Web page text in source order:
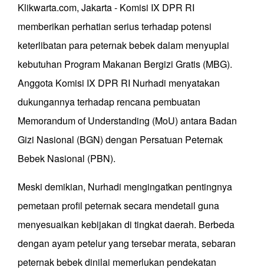
Klikwarta.com, Jakarta - Komisi IX DPR RI
memberikan perhatian serius terhadap potensi
keterlibatan para peternak bebek dalam menyuplai
kebutuhan Program Makanan Bergizi Gratis (MBG).
Anggota Komisi IX DPR RI Nurhadi menyatakan
dukungannya terhadap rencana pembuatan
Memorandum of Understanding (MoU) antara Badan
Gizi Nasional (BGN) dengan Persatuan Peternak
Bebek Nasional (PBN).
Meski demikian, Nurhadi mengingatkan pentingnya
pemetaan profil peternak secara mendetail guna
menyesuaikan kebijakan di tingkat daerah. Berbeda
dengan ayam petelur yang tersebar merata, sebaran
peternak bebek dinilai memerlukan pendekatan